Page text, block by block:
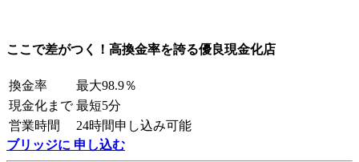
ここで差がつく！高換金率を誇る優良現金化店
換金率
最大98.9％
現金化まで 最短5分
営業時間
24時間申し込み可能
ブリッジに 申し込む